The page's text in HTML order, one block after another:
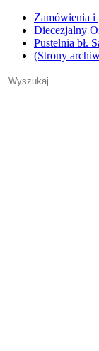
Skip
content
Zamówienia i
Diecezjalny
Pustelnia bł.
(Strony